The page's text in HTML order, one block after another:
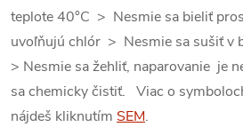
teplote 40°C > Nesmie sa bieliť
uvoľňujú chlór > Nesmie sa sušiť v
> Nesmie sa žehliť, naparovanie je
sa chemicky čistiť. Viac o
nájdeš kliknutím SEM.